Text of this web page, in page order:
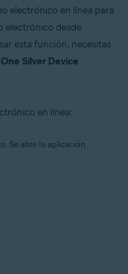
electrónico en línea para
electrónico desde
esta función, necesitas
Silver Device
en línea:
Se abre la aplicación.